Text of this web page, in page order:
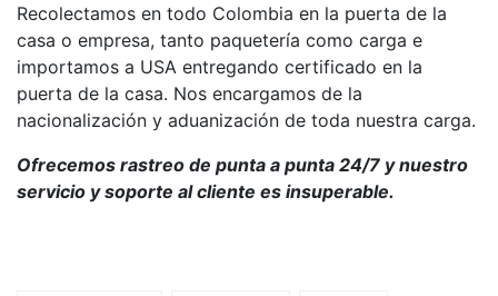
Recolectamos en todo Colombia en la puerta de la
casa o empresa, tanto paquetería como carga e
importamos a USA entregando certificado en la
puerta de la casa. Nos encargamos de la
nacionalización y aduanización de toda nuestra carga.
Ofrecemos rastreo de punta a punta 24/7 y nuestro
servicio y soporte al cliente es insuperable.